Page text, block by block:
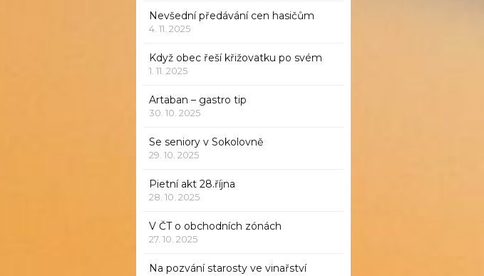
Nevšední předávání cen hasičům
4. 11. 2025
Když obec řeší křižovatku po svém
1. 11. 2025
Artaban – gastro tip
30. 10. 2025
Se seniory v Sokolovně
29. 10. 2025
Pietní akt 28.října
28. 10. 2025
V ČT o obchodních zónách
27. 10. 2025
Na pozvání starosty ve vinařství